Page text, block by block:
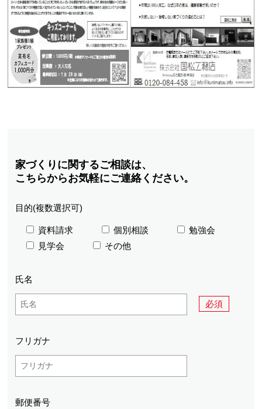
家づくりに関するご相談は、
こちらからお気軽にご連絡ください。
目的(複数選択可)
資料請求 個別相談
勉強会
見学会
その他
氏名
必須
フリガナ
郵便番号